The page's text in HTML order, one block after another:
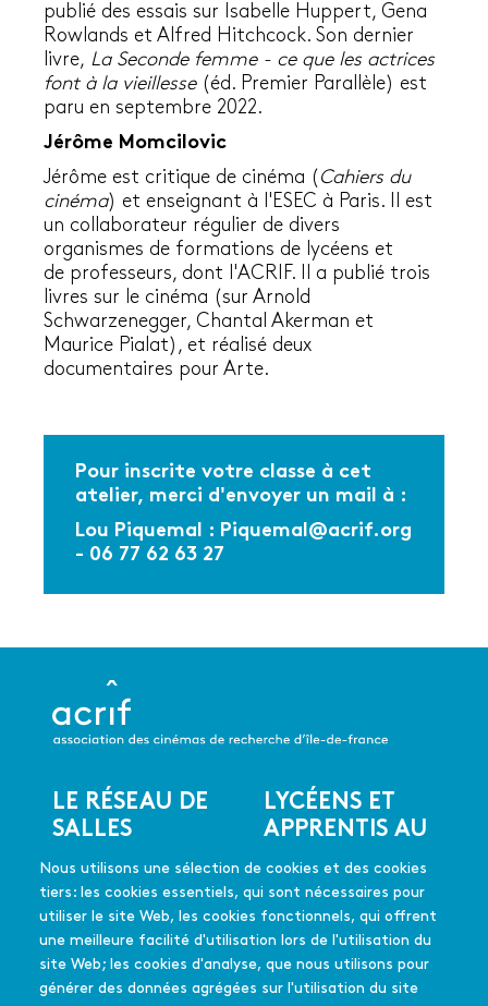
publié des essais sur Isabelle Huppert, Gena
Rowlands et Alfred Hitchcock. Son dernier
livre, La Seconde femme - ce que les actrices
font à la vieillesse (éd. Premier Parallèle) est
paru en septembre 2022.
Jérôme Momcilovic
Jérôme est critique de cinéma ( Cahiers du
cinéma) et enseignant à l'ESEC à Paris. Il est
un collaborateur régulier de divers
organismes de formations de lycéens et
de professeurs, dont l'ACRIF. Il a publié trois
livres sur le cinéma (sur Arnold
Schwarzenegger, Chantal Akerman et
Maurice Pialat), et réalisé deux
documentaires pour Arte.
Pour inscrite votre classe à cet
atelier, merci d'envoyer un mail à :
Lou Piquemal : Piquemal@acrif.org
- 06 77 62 63 27
Nous utilisons une sélection de cookies et des cookies
tiers: les cookies essentiels, qui sont nécessaires pour
utiliser le site Web, les cookies fonctionnels, qui offrent
une meilleure facilité d'utilisation lors de l'utilisation du
site Web; les cookies d'analyse, que nous utilisons pour
générer des données agrégées sur l'utilisation du site
Menu
pied
de
page
LE RÉSEAU DE
SALLES
Les salles du réseau
Les coups de coeur
Les films soutenus
LYCÉENS ET
APPRENTIS AU
CINÉMA
En quelques mots
Mode d'emploi
FAQ
Édition 2025-26